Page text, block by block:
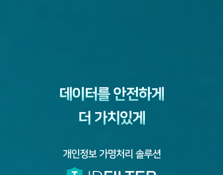
데이터를 안전하게
더 가치있게
개인정보 가명처리 솔루션